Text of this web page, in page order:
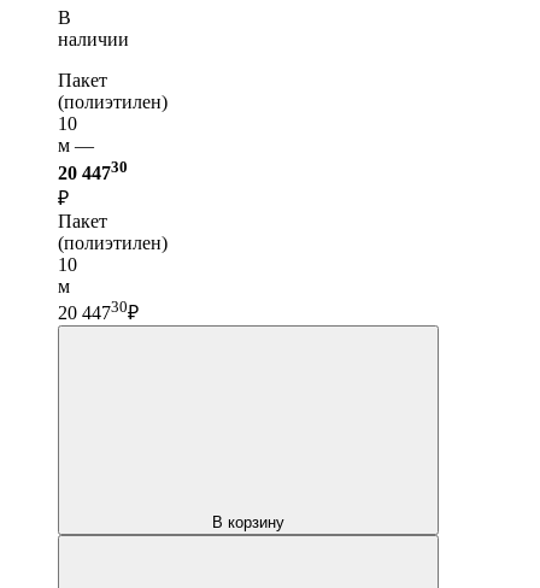
В
наличии
Пакет
(полиэтилен)
10
м —
20 44730
₽
Пакет
(полиэтилен)
10
м
20 44730₽
В корзину